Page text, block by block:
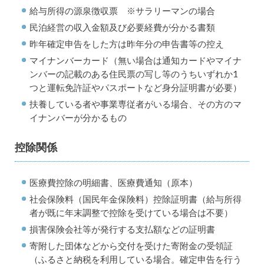
給与所得の源泉徴収票 ※サラリーマンの場合
民泊経営の収入金額及び必要経費が分かる書類
昨年確定申告をした方は昨年分の申告書等の控え
マイナンバーカード（無い場合は通知カードやマイナ
ンバーの記載のある住民票の写し等のうちいずれか1
つと運転免許証やパスポートなど身分証明書が必要）
扶養している者や事業専従者がいる場合、その方のマ
イナンバーが分かるもの
控除関係
医療費控除の明細書、医療費通知（原本）
社会保険料（国民年金保険料）控除証明書（給与所得
者が既に年末調整で控除を受けている場合は不要）
損害保険会社等が発行する支払額などの証明書
寄附した団体などから交付を受けた寄附金の受領証
（ふるさと納税を利用している場合。確定申告を行う